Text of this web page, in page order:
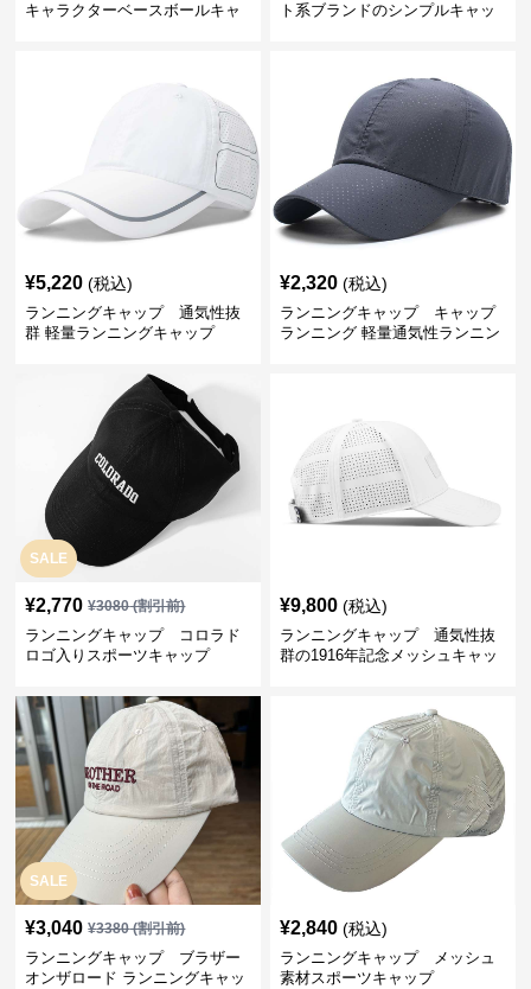
キャラクターベースボールキャ
ト系ブランドのシンプルキャッ
¥5,220 (税込)
ランニングキャップ 通気性抜
群 軽量ランニングキャップ
¥2,320 (税込)
ランニングキャップ キャップ
ランニング 軽量通気性ランニン
SALE
¥2,770 ¥3080(割引前)
ランニングキャップ コロラド
ロゴ入りスポーツキャップ
¥9,800 (税込)
ランニングキャップ 通気性抜
群の1916年記念メッシュキャッ
SALE
¥3,040 ¥3380(割引前)
ランニングキャップ ブラザー
オンザロード ランニングキャッ
¥2,840 (税込)
ランニングキャップ メッシュ
素材スポーツキャップ